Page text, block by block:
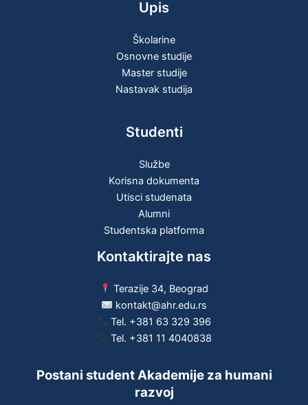
Upis
Školarine
Osnovne studije
Master studije
Nastavak studija
Studenti
Službe
Korisna dokumenta
Utisci studenata
Alumni
Studentska platforma
Kontaktirajte nas
Terazije 34, Beograd
kontakt@ahr.edu.rs
Tel. +381 63 329 396
Tel. +381 11 4040838
Postani student Akademije za humani
razvoj